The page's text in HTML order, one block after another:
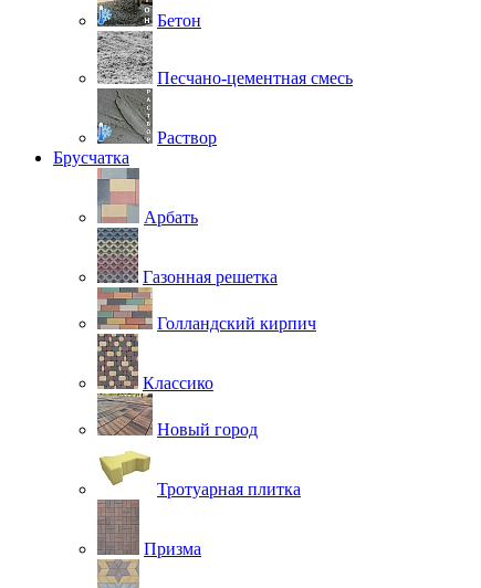
Бетон
Песчано-цементная смесь
Раствор
Брусчатка
Арбать
Газонная решетка
Голландский кирпич
Классико
Новый город
Тротуарная плитка
Призма